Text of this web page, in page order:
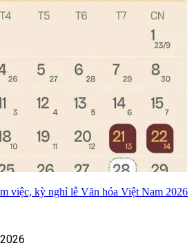
việc, kỳ nghỉ lễ Văn hóa Việt Nam 2026